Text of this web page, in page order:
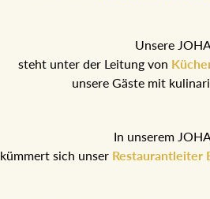
Unsere
steht unter der Leitung von
unsere Gäste mit
In unserem
kümmert sich unser Restaurantleiter